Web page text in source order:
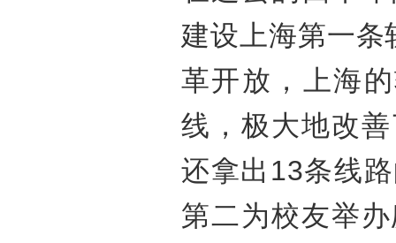
建设上海第一
革开放，上海
线，极大地改
还拿出13条线
第二为校友举